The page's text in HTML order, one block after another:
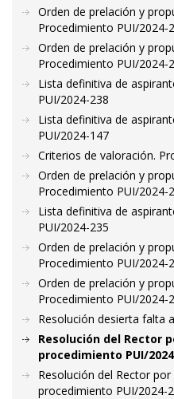
Orden de prelación y
Procedimiento PUI/2024-
Orden de prelación y
Procedimiento PUI/2024-
Lista definitiva de
PUI/2024-238
Lista definitiva de
PUI/2024-147
Criterios de valoración.
Orden de prelación y
Procedimiento PUI/2024-
Lista definitiva de
PUI/2024-235
Orden de prelación y
Procedimiento PUI/2024-
Orden de prelación y
Procedimiento PUI/2024-
Resolución desierta falta
Resolución del Rector
procedimiento PUI/
Resolución del Rector
procedimiento PUI/2024-